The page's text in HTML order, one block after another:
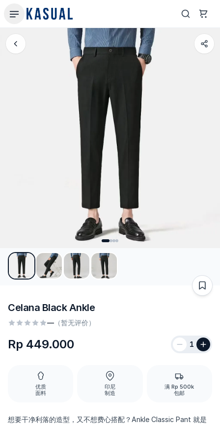
Celana Black Ankle
— （暂无评价）
Rp 449.000 1
优质
面料
印尼
制造
满 Rp 500k
包邮
想要干净利落的造型，又不想费心搭配？Ankle Classic Pant 就是